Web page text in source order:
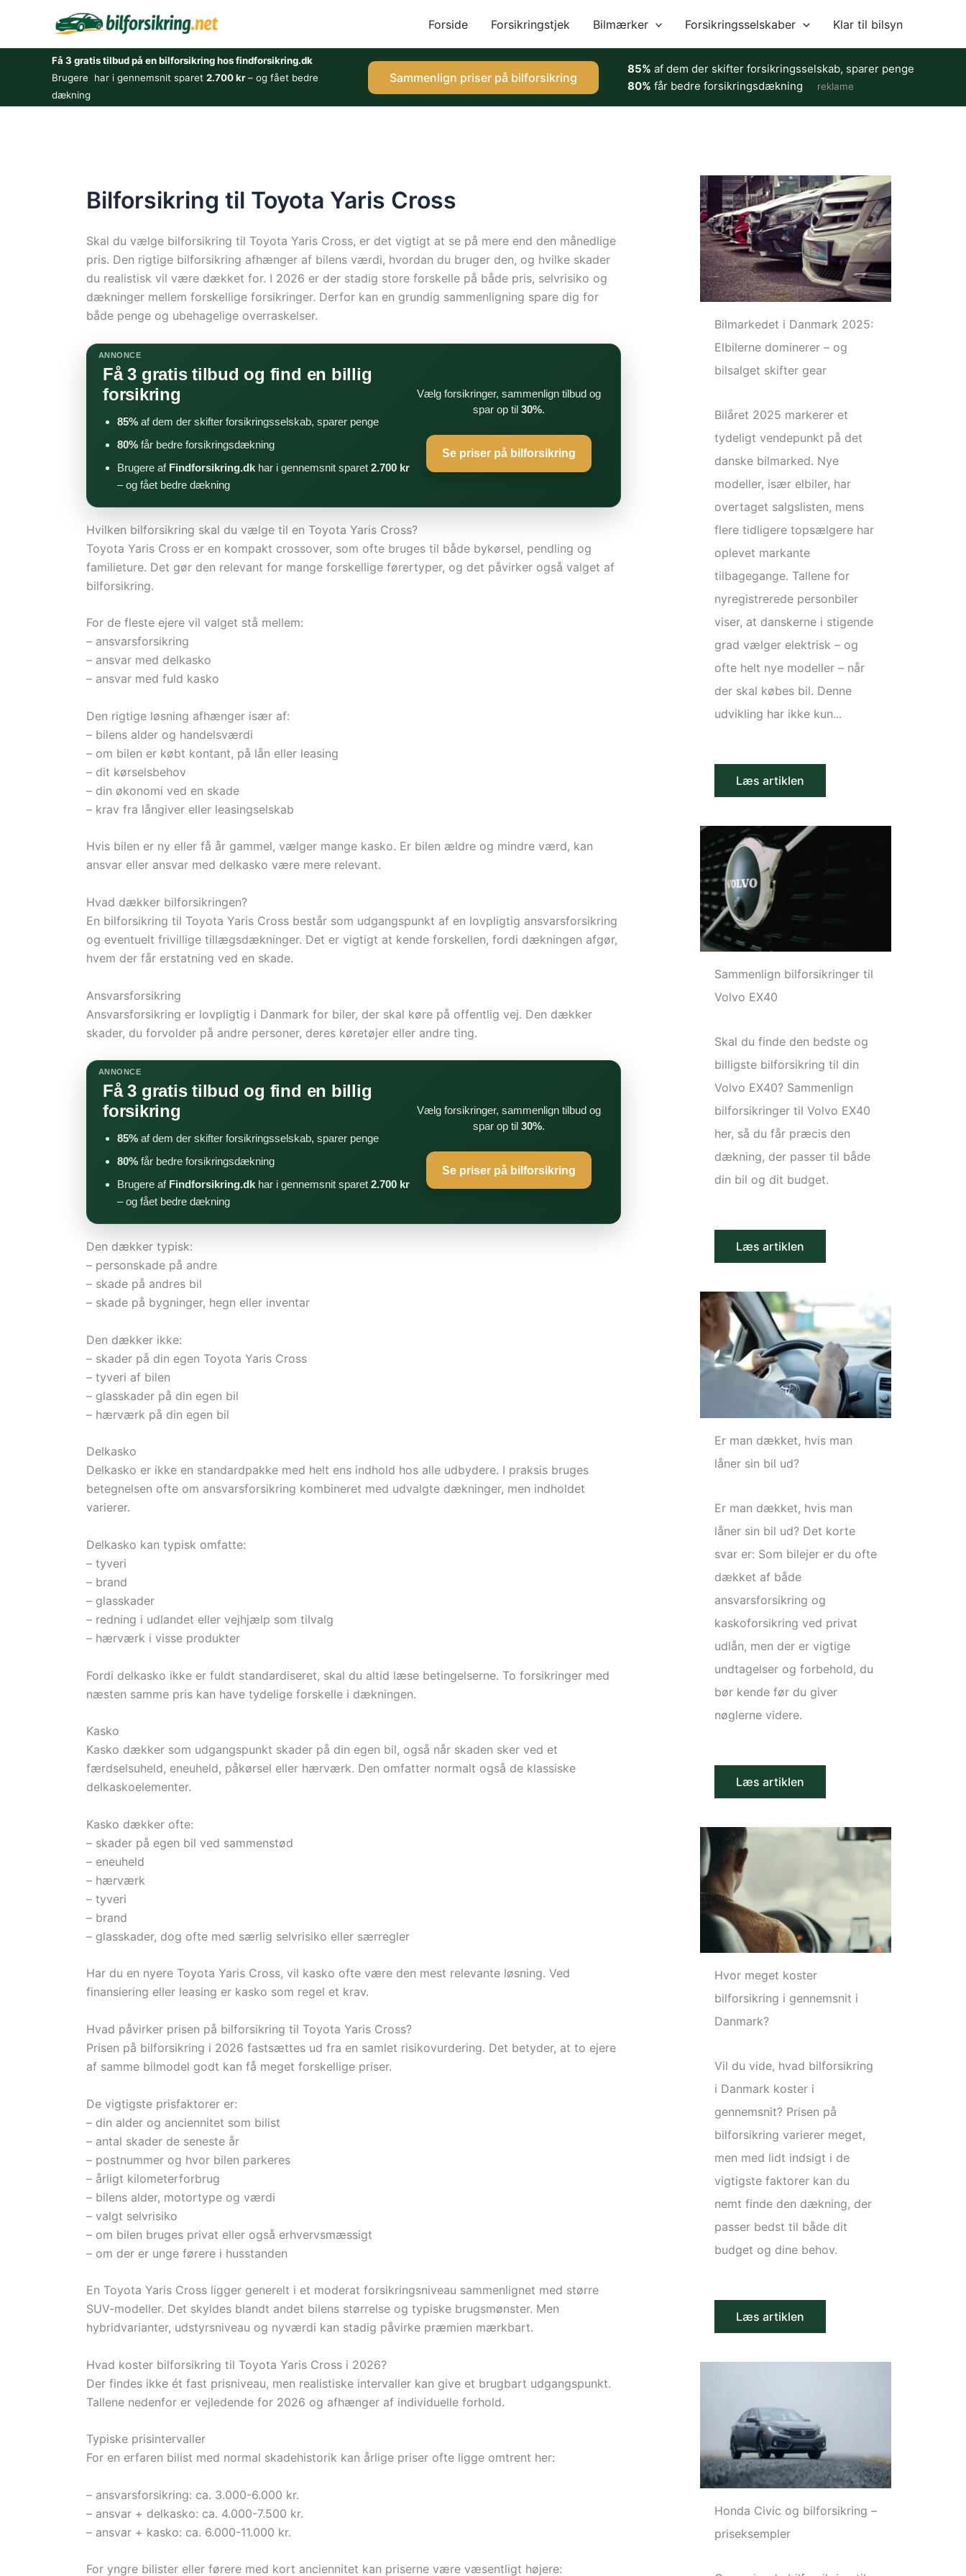
indholdet
Forside Forsikringstjek Bilmærker Forsikringsselskaber Klar til bilsyn
Få 3 gratis tilbud på en bilforsikring hos findforsikring.dk
Brugere har i gennemsnit sparet 2.700 kr– og fået bedre
dækning
Sammenlign priser på bilforsikring
85% af dem der skifter forsikringsselskab, sparer penge
80% får bedre forsikringsdækning reklame
Bilforsikring til Toyota Yaris Cross
Skal du vælge bilforsikring til Toyota Yaris Cross, er det vigtigt at se på mere end den månedlige
pris. Den rigtige bilforsikring afhænger af bilens værdi, hvordan du bruger den, og hvilke skader
du realistisk vil være dækket for. I 2026 er der stadig store forskelle på både pris, selvrisiko og
dækninger mellem forskellige forsikringer. Derfor kan en grundig sammenligning spare dig for
både penge og ubehagelige overraskelser.
ANNONCE
Få 3 gratis tilbud og find en billig
forsikring
85% af dem der skifter forsikringsselskab, sparer penge
80% får bedre forsikringsdækning
Brugere af Findforsikring.dk har i gennemsnit sparet 2.700 kr
– og fået bedre dækning
Vælg forsikringer, sammenlign tilbud og
spar op til30%.
Se priser på bilforsikring
Hvilken bilforsikring skal du vælge til en Toyota Yaris Cross?
Toyota Yaris Cross er en kompakt crossover, som ofte bruges til både bykørsel, pendling og
familieture. Det gør den relevant for mange forskellige førertyper, og det påvirker også valget af
bilforsikring.
For de fleste ejere vil valget stå mellem:
– ansvarsforsikring
– ansvar med delkasko
– ansvar med fuld kasko
Den rigtige løsning afhænger især af:
– bilens alder og handelsværdi
– om bilen er købt kontant, på lån eller leasing
– dit kørselsbehov
– din økonomi ved en skade
– krav fra långiver eller leasingselskab
Hvis bilen er ny eller få år gammel, vælger mange kasko. Er bilen ældre og mindre værd, kan
ansvar eller ansvar med delkasko være mere relevant.
Hvad dækker bilforsikringen?
En bilforsikring til Toyota Yaris Cross består som udgangspunkt af en lovpligtig ansvarsforsikring
og eventuelt frivillige tillægsdækninger. Det er vigtigt at kende forskellen, fordi dækningen afgør,
hvem der får erstatning ved en skade.
Ansvarsforsikring
Ansvarsforsikring er lovpligtig i Danmark for biler, der skal køre på offentlig vej. Den dækker
skader, du forvolder på andre personer, deres køretøjer eller andre ting.
ANNONCE
Få 3 gratis tilbud og find en billig
forsikring
85% af dem der skifter forsikringsselskab, sparer penge
80% får bedre forsikringsdækning
Brugere af Findforsikring.dk har i gennemsnit sparet 2.700 kr
– og fået bedre dækning
Vælg forsikringer, sammenlign tilbud og
spar op til30%.
Se priser på bilforsikring
Den dækker typisk:
– personskade på andre
– skade på andres bil
– skade på bygninger, hegn eller inventar
Den dækker ikke:
– skader på din egen Toyota Yaris Cross
– tyveri af bilen
– glasskader på din egen bil
– hærværk på din egen bil
Delkasko
Delkasko er ikke en standardpakke med helt ens indhold hos alle udbydere. I praksis bruges
betegnelsen ofte om ansvarsforsikring kombineret med udvalgte dækninger, men indholdet
varierer.
Delkasko kan typisk omfatte:
– tyveri
– brand
– glasskader
– redning i udlandet eller vejhjælp som tilvalg
– hærværk i visse produkter
Fordi delkasko ikke er fuldt standardiseret, skal du altid læse betingelserne. To forsikringer med
næsten samme pris kan have tydelige forskelle i dækningen.
Kasko
Kasko dækker som udgangspunkt skader på din egen bil, også når skaden sker ved et
færdselsuheld, eneuheld, påkørsel eller hærværk. Den omfatter normalt også de klassiske
delkaskoelementer.
Kasko dækker ofte:
– skader på egen bil ved sammenstød
– eneuheld
– hærværk
– tyveri
– brand
– glasskader, dog ofte med særlig selvrisiko eller særregler
Har du en nyere Toyota Yaris Cross, vil kasko ofte være den mest relevante løsning. Ved
finansiering eller leasing er kasko som regel et krav.
Hvad påvirker prisen på bilforsikring til Toyota Yaris Cross?
Prisen på bilforsikring i 2026 fastsættes ud fra en samlet risikovurdering. Det betyder, at to ejere
af samme bilmodel godt kan få meget forskellige priser.
De vigtigste prisfaktorer er:
– din alder og anciennitet som bilist
– antal skader de seneste år
– postnummer og hvor bilen parkeres
– årligt kilometerforbrug
– bilens alder, motortype og værdi
– valgt selvrisiko
– om bilen bruges privat eller også erhvervsmæssigt
– om der er unge førere i husstanden
En Toyota Yaris Cross ligger generelt i et moderat forsikringsniveau sammenlignet med større
SUV-modeller. Det skyldes blandt andet bilens størrelse og typiske brugsmønster. Men
hybridvarianter, udstyrsniveau og nyværdi kan stadig påvirke præmien mærkbart.
Hvad koster bilforsikring til Toyota Yaris Cross i 2026?
Der findes ikke ét fast prisniveau, men realistiske intervaller kan give et brugbart udgangspunkt.
Tallene nedenfor er vejledende for 2026 og afhænger af individuelle forhold.
Typiske prisintervaller
For en erfaren bilist med normal skadehistorik kan årlige priser ofte ligge omtrent her:
– ansvarsforsikring: ca. 3.000-6.000 kr.
– ansvar + delkasko: ca. 4.000-7.500 kr.
– ansvar + kasko: ca. 6.000-11.000 kr.
For yngre bilister eller førere med kort anciennitet kan priserne være væsentligt højere:
Bilmarkedet i Danmark 2025:
Elbilerne dominerer – og
bilsalget skifter gear
Bilåret 2025 markerer et
tydeligt vendepunkt på det
danske bilmarked. Nye
modeller, især elbiler, har
overtaget salgslisten, mens
flere tidligere topsælgere har
oplevet markante
tilbagegange. Tallene for
nyregistrerede personbiler
viser, at danskerne i stigende
grad vælger elektrisk – og
ofte helt nye modeller – når
der skal købes bil. Denne
udvikling har ikke kun...
Læs artiklen
Sammenlign bilforsikringer til
Volvo EX40
Skal du finde den bedste og
billigste bilforsikring til din
Volvo EX40? Sammenlign
bilforsikringer til Volvo EX40
her, så du får præcis den
dækning, der passer til både
din bil og dit budget.
Læs artiklen
Er man dækket, hvis man
låner sin bil ud?
Er man dækket, hvis man
låner sin bil ud? Det korte
svar er: Som bilejer er du ofte
dækket af både
ansvarsforsikring og
kaskoforsikring ved privat
udlån, men der er vigtige
undtagelser og forbehold, du
bør kende før du giver
nøglerne videre.
Læs artiklen
Hvor meget koster
bilforsikring i gennemsnit i
Danmark?
Vil du vide, hvad bilforsikring
i Danmark koster i
gennemsnit? Prisen på
bilforsikring varierer meget,
men med lidt indsigt i de
vigtigste faktorer kan du
nemt finde den dækning, der
passer bedst til både dit
budget og dine behov.
Læs artiklen
Honda Civic og bilforsikring –
priseksempler